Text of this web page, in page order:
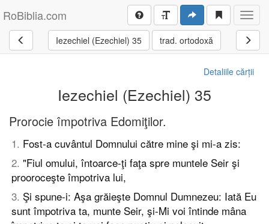
RoBiblia.com
Iezechiel (Ezechiel) 35 trad. ortodoxă
Detaliile cărții
Iezechiel (Ezechiel) 35
Prorocie împotriva Edomiţilor.
1. Fost-a cuvântul Domnului către mine şi mi-a zis:
2. "Fiul omului, întoarce-ţi faţa spre muntele Seir şi
prooroceşte împotriva lui,
3. Şi spune-i: Aşa grăieşte Domnul Dumnezeu: Iată Eu
sunt împotriva ta, munte Seir, şi-Mi voi întinde mâna